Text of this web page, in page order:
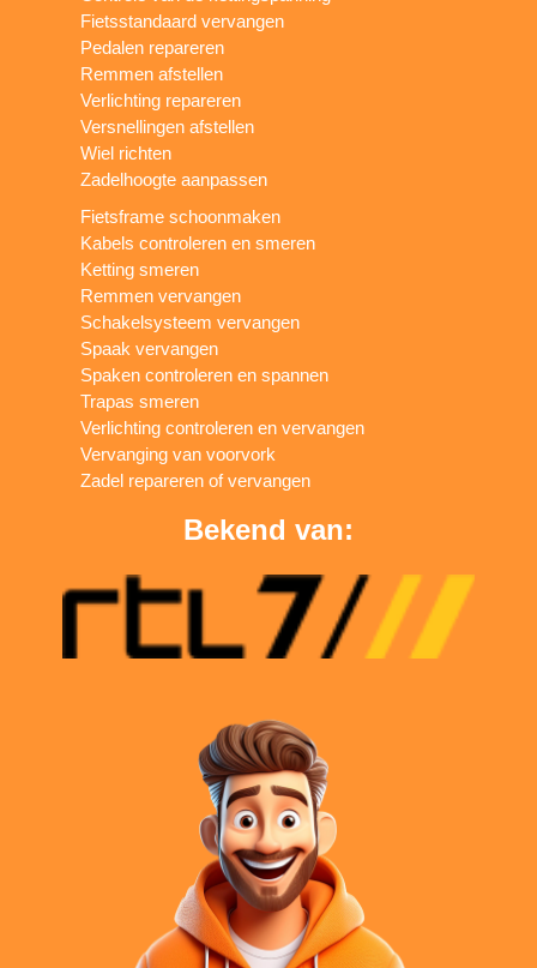
Fietsstandaard vervangen
Pedalen repareren
Remmen afstellen
Verlichting repareren
Versnellingen afstellen
Wiel richten
Zadelhoogte aanpassen
Fietsframe schoonmaken
Kabels controleren en smeren
Ketting smeren
Remmen vervangen
Schakelsysteem vervangen
Spaak vervangen
Spaken controleren en spannen
Trapas smeren
Verlichting controleren en vervangen
Vervanging van voorvork
Zadel repareren of vervangen
Bekend van: